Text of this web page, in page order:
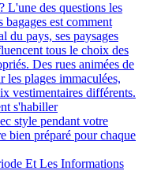
L'une des questions les
bagages est comment
du pays, ses paysages
tous le choix des
Des rues animées de
les plages immaculées,
vestimentaires différents.
s'habiller
style pendant votre
bien préparé pour chaque